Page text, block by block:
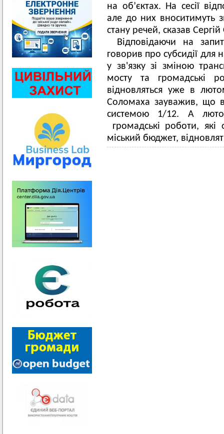
на об’єктах. На сесії
але до них вноситимуть
стану речей, сказав
Відповідаючи на
говорив про субсидії для
у зв'язку зі зміною
мосту та громадські
відновляться уже в
Соломаха зауважив, що в
системою 1/12. А
громадські роботи, які
міський бюджет,